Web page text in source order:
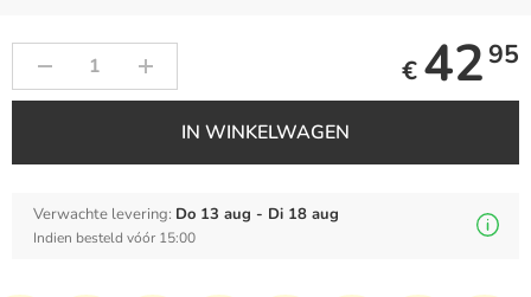
€ 42 95
IN WINKELWAGEN
Verwachte levering: Do 13 aug - Di 18 aug
Indien besteld vóór 15:00